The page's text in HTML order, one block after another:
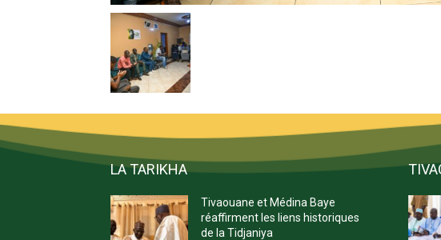
LA TARIKHA
Tivaouane et Médina Baye
réaffirment les liens historiques
de la Tidjaniya